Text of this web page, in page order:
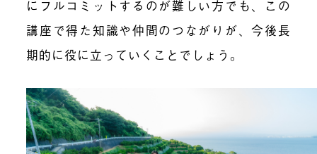
にフルコミットするのが難しい方でも、この
講座で得た知識や仲間のつながりが、今後長
期的に役に立っていくことでしょう。